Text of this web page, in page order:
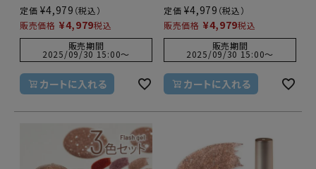
定価 ¥4,979
販売価格 ¥4,979税込
販売期間
2025/09/30 15:00〜
カートに入れる
定価 ¥4,979
販売価格 ¥4,979税込
販売期間
2025/09/30 15:00〜
カートに入れる